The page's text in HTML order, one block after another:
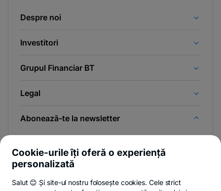
Despre noi
Investitori
Grupul Financiar BT
Legal
Abonează-te la newsletter
Poți renunța oricând,vezi detalii-
.
Cookie-urile îți oferă o experiență
personalizată
Salut 😊 Și site-ul nostru folosește cookies. Cele strict